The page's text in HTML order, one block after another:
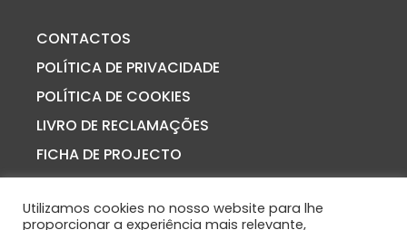
CONTACTOS
POLÍTICA DE PRIVACIDADE
POLÍTICA DE COOKIES
LIVRO DE RECLAMAÇÕES
FICHA DE PROJECTO
Utilizamos cookies no nosso website para lhe
proporcionar a experiência mais relevante,